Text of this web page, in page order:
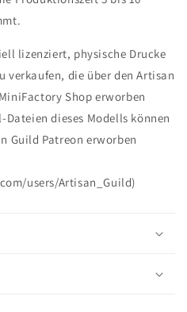
lizenziert, physische Drucke
verkaufen, die über den Artisan
Shop erworben
dieses Modells können
Guild Patreon erworben
users/Artisan_Guild)